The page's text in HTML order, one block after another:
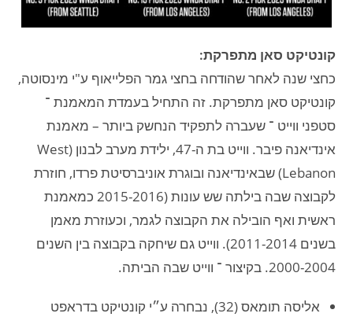
קונטיקט סאן מתפרקת:
כחצי שנה לאחר שהודחה בחצי גמר הפלייאוף ע"י מינסוטה,
קונטיקט סאן מתפרקת. זה התחיל בעמדת המאמנת ־
סטפני ווייט ־ שעברה לתפקיד הנחשק ביותר – מאמנת
אינדיאנה פיבר. ווייט בת ה-47, ילידת מערב לבנון (West
Lebanon) שבאינדיאנה ובוגרת אוניברסיטת פרדו, חוזרת
לקבוצה שבה בילתה שש עונות (2015-2016 כמאמנת
ראשית ואף הובילה את הקבוצה לגמר, וכעוזרת מאמן
בשנים 2011-2014). ווייט גם שיחקה בקבוצה בין השנים
2000-2004. בקיצור ־ ווייט שבה הביתה.
אליסה תומאס (32), נבחרה ע״י קונטיקט בדראפט